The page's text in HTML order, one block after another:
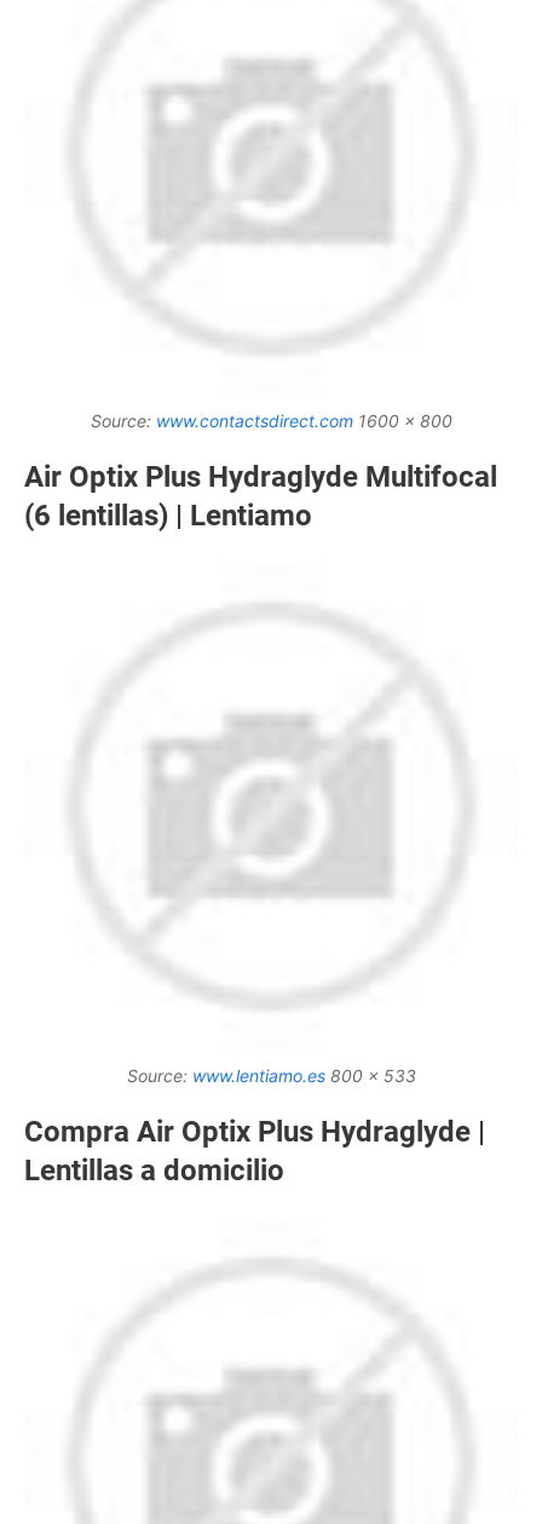
Source: www.contactsdirect.com1600 x 800
Air Optix Plus Hydraglyde Multifocal
(6 lentillas) | Lentiamo
Source: www.lentiamo.es800 x 533
Compra Air Optix Plus Hydraglyde |
Lentillas a domicilio